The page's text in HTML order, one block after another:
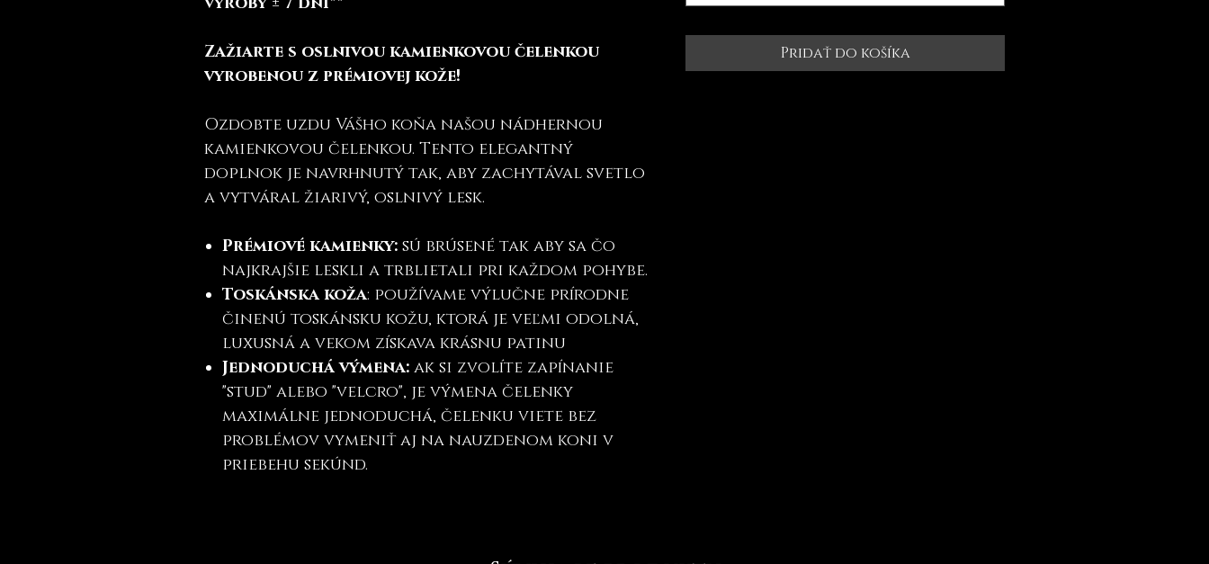
Zažiarte s oslnivou kamienkovou čelenkou
vyrobenou z prémiovej kože!
Ozdobte uzdu Vášho koňa našou nádhernou
kamienkovou čelenkou. Tento elegantný
doplnok je navrhnutý tak, aby zachytával svetlo
a vytváral žiarivý, oslnivý lesk.
Prémiové kamienky: sú brúsené tak aby sa čo
najkrajšie leskli a trblietali pri každom pohybe.
Toskánska koža: používame výlučne prírodne
činenú toskánsku kožu, ktorá je veľmi odolná,
luxusná a vekom získava krásnu patinu
Jednoduchá výmena: ak si zvolíte zapínanie
"stud" alebo "velcro", je výmena čelenky
maximálne jednoduchá, čelenku viete bez
problémov vymeniť aj na nauzdenom koni v
priebehu sekúnd.
Pridať do košíka